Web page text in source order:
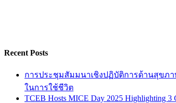
Recent Posts
การประชุมสัมมนาเชิงปฏิบัติการด้านสุขภาพ
ในการใช้ชีวิต
TCEB Hosts MICE Day 2025 Highlighting 3